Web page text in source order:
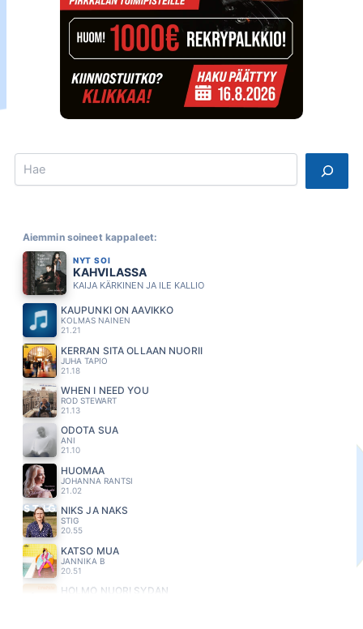
Search
Aiemmin soineet kappaleet:
NYT SOI
KAHVILASSA
KAIJA KÄRKINEN JA ILE KALLIO
KAUPUNKI ON AAVIKKO
KOLMAS NAINEN
21.21
KERRAN SITÄ OLLAAN NUORII
JUHA TAPIO
21.18
WHEN I NEED YOU
ROD STEWART
21.13
ODOTA SUA
ANI
21.10
HUOMAA
JOHANNA RANTSI
21.02
NIKS JA NAKS
STIG
20.55
KATSO MUA
JANNIKA B
20.51
HÖLMÖ NUORI SYDÄN